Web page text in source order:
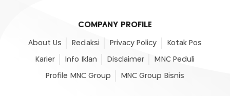
COMPANY PROFILE
About Us Redaksi Privacy Policy Kotak Pos
Karier Info Iklan Disclaimer MNC Peduli
Profile MNC Group MNC Group Bisnis